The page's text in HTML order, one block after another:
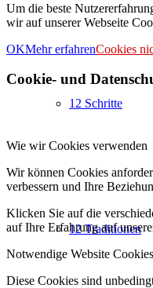
12 Schritte
12 Traditionen
Um die beste
wir auf unserer Webseite
OKMehr erfahrenCookies
Cookie- und
Wie wir Cookies verwenden
Wir können Cookies
verbessern und Ihre
Klicken Sie auf die
auf Ihre Erfahrung auf
Notwendige Website Cookies
Diese Cookies sind